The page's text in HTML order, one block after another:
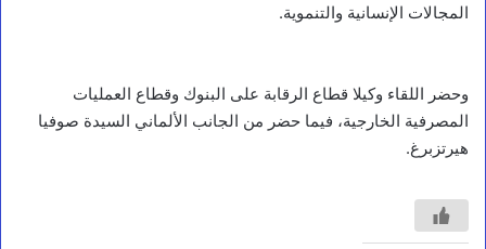
المجالات الإنسانية والتنموية.
وحضر اللقاء وكيلا قطاع الرقابة على البنوك وقطاع العمليات
المصرفية الخارجية، فيما حضر من الجانب الألماني السيدة صوفيا
هيرتزبرغ.